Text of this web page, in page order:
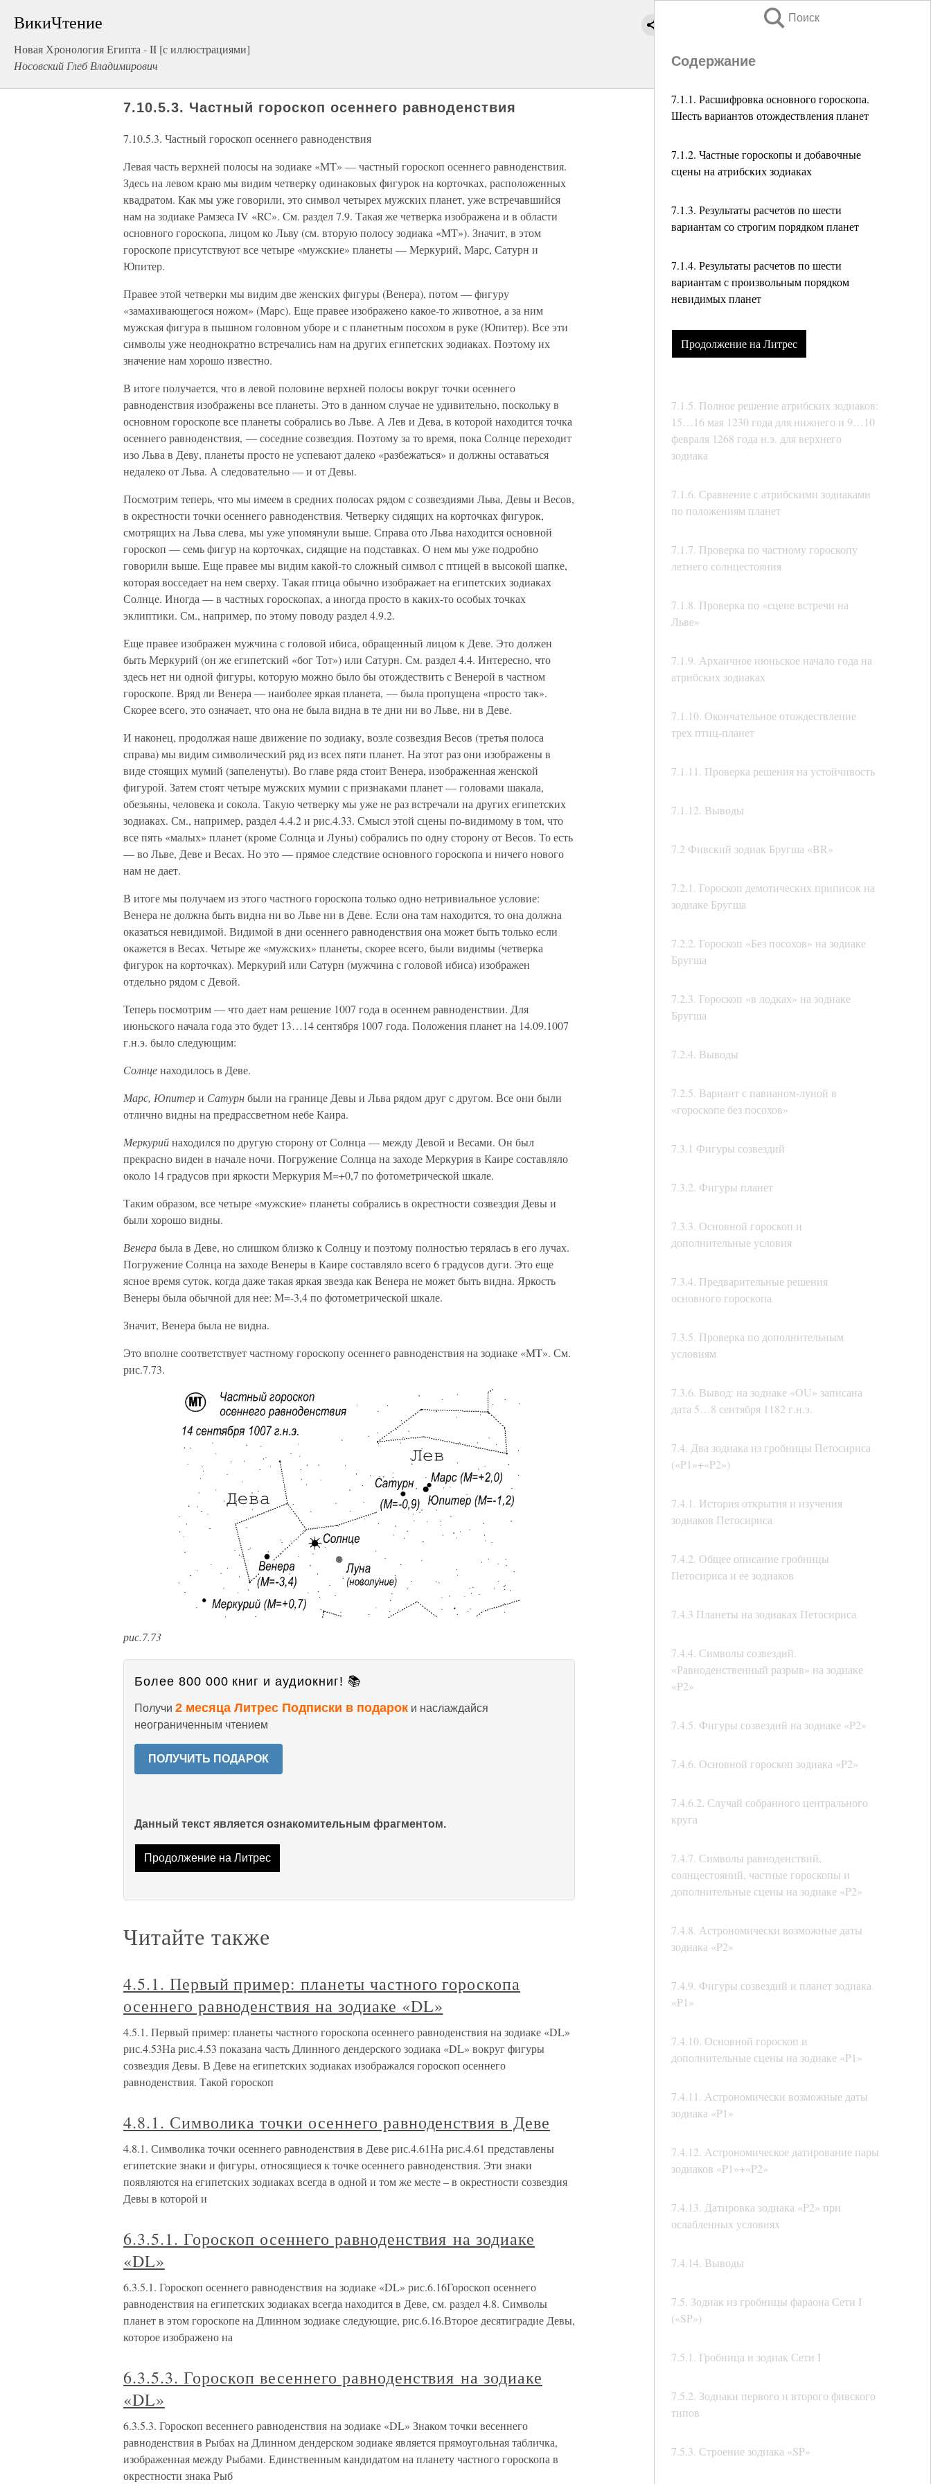
ВикиЧтение
Новая Хронология Египта - II [с иллюстрациями]
Носовский Глеб Владимирович
Поиск
Содержание
7.1.1. Расшифровка основного гороскопа.
Шесть вариантов отождествления планет
7.1.2. Частные гороскопы и добавочные
сцены на атрибских зодиаках
7.1.3. Результаты расчетов по шести
вариантам со строгим порядком планет
7.1.4. Результаты расчетов по шести
вариантам с произвольным порядком
невидимых планет
Продолжение на Литрес
7.1.5. Полное решение атрибских зодиаков:
15…16 мая 1230 года для нижнего и 9…10
февраля 1268 года н.э. для верхнего
зодиака
7.1.6. Сравнение с атрибскими зодиаками
по положениям планет
7.1.7. Проверка по частному гороскопу
летнего солнцестояния
7.1.8. Проверка по «сцене встречи на
Льве»
7.1.9. Архаичное июньское начало года на
атрибских зодиаках
7.1.10. Окончательное отождествление
трех птиц-планет
7.1.11. Проверка решения на устойчивость
7.1.12. Выводы
7.2 Фивский зодиак Бругша «BR»
7.2.1. Гороскоп демотических приписок на
зодиаке Бругша
7.2.2. Гороскоп «Без посохов» на зодиаке
Бругша
7.2.3. Гороскоп «в лодках» на зодиаке
Бругша
7.2.4. Выводы
7.2.5. Вариант с павианом-луной в
«гороскопе без посохов»
7.3.1 Фигуры созвездий
7.3.2. Фигуры планет
7.3.3. Основной гороскоп и
дополнительные условия
7.3.4. Предварительные решения
основного гороскопа
7.3.5. Проверка по дополнительным
условиям
7.3.6. Вывод: на зодиаке «OU» записана
дата 5…8 сентября 1182 г.н.э.
7.4. Два зодиака из гробницы Петосириса
(«P1»+«P2»)
7.4.1. История открытия и изучения
зодиаков Петосириса
7.4.2. Общее описание гробницы
Петосириса и ее зодиаков
7.4.3 Планеты на зодиаках Петосириса
7.4.4. Символы созвездий.
«Равноденственный разрыв» на зодиаке
«P2»
7.4.5. Фигуры созвездий на зодиаке «P2»
7.4.6. Основной гороскоп зодиака «P2»
7.4.6.2. Случай собранного центрального
круга
7.4.7. Символы равноденствий,
солнцестояний, частные гороскопы и
дополнительные сцены на зодиаке «P2»
7.4.8. Астрономически возможные даты
зодиака «P2»
7.4.9. Фигуры созвездий и планет зодиака
«P1»
7.4.10. Основной гороскоп и
дополнительные сцены на зодиаке «P1»
7.4.11. Астрономически возможные даты
зодиака «P1»
7.4.12. Астрономическое датирование пары
зодиаков «P1»+«P2»
7.4.13. Датировка зодиака «P2» при
ослабленных условиях
7.4.14. Выводы
7.5. Зодиак из гробницы фараона Сети I
(«SP»)
7.5.1. Гробница и зодиак Сети I
7.5.2. Зодиаки первого и второго фивского
типов
7.5.3. Строение зодиака «SP»
7.10.5.3. Частный гороскоп осеннего равноденствия
7.10.5.3. Частный гороскоп осеннего равноденствия
Левая часть верхней полосы на зодиаке «MT» — частный гороскоп осеннего равноденствия.
Здесь на левом краю мы видим четверку одинаковых фигурок на корточках, расположенных
квадратом. Как мы уже говорили, это символ четырех мужских планет, уже встречавшийся
нам на зодиаке Рамзеса IV «RC». См. раздел 7.9. Такая же четверка изображена и в области
основного гороскопа, лицом ко Льву (см. вторую полосу зодиака «MT»). Значит, в этом
гороскопе присутствуют все четыре «мужские» планеты — Меркурий, Марс, Сатурн и
Юпитер.
Правее этой четверки мы видим две женских фигуры (Венера), потом — фигуру
«замахивающегося ножом» (Марс). Еще правее изображено какое-то животное, а за ним
мужская фигура в пышном головном уборе и с планетным посохом в руке (Юпитер). Все эти
символы уже неоднократно встречались нам на других египетских зодиаках. Поэтому их
значение нам хорошо известно.
В итоге получается, что в левой половине верхней полосы вокруг точки осеннего
равноденствия изображены все планеты. Это в данном случае не удивительно, поскольку в
основном гороскопе все планеты собрались во Льве. А Лев и Дева, в которой находится точка
осеннего равноденствия, — соседние созвездия. Поэтому за то время, пока Солнце переходит
изо Льва в Деву, планеты просто не успевают далеко «разбежаться» и должны оставаться
недалеко от Льва. А следовательно — и от Девы.
Посмотрим теперь, что мы имеем в средних полосах рядом с созвездиями Льва, Девы и Весов,
в окрестности точки осеннего равноденствия. Четверку сидящих на корточках фигурок,
смотрящих на Льва слева, мы уже упомянули выше. Справа ото Льва находится основной
гороскоп — семь фигур на корточках, сидящие на подставках. О нем мы уже подробно
говорили выше. Еще правее мы видим какой-то сложный символ с птицей в высокой шапке,
которая восседает на нем сверху. Такая птица обычно изображает на египетских зодиаках
Солнце. Иногда — в частных гороскопах, а иногда просто в каких-то особых точках
эклиптики. См., например, по этому поводу раздел 4.9.2.
Еще правее изображен мужчина с головой ибиса, обращенный лицом к Деве. Это должен
быть Меркурий (он же египетский «бог Тот») или Сатурн. См. раздел 4.4. Интересно, что
здесь нет ни одной фигуры, которую можно было бы отождествить с Венерой в частном
гороскопе. Вряд ли Венера — наиболее яркая планета, — была пропущена «просто так».
Скорее всего, это означает, что она не была видна в те дни ни во Льве, ни в Деве.
И наконец, продолжая наше движение по зодиаку, возле созвездия Весов (третья полоса
справа) мы видим символический ряд из всех пяти планет. На этот раз они изображены в
виде стоящих мумий (запеленуты). Во главе ряда стоит Венера, изображенная женской
фигурой. Затем стоят четыре мужских мумии с признаками планет — головами шакала,
обезьяны, человека и сокола. Такую четверку мы уже не раз встречали на других египетских
зодиаках. См., например, раздел 4.4.2 и рис.4.33. Смысл этой сцены по-видимому в том, что
все пять «малых» планет (кроме Солнца и Луны) собрались по одну сторону от Весов. То есть
— во Льве, Деве и Весах. Но это — прямое следствие основного гороскопа и ничего нового
нам не дает.
В итоге мы получаем из этого частного гороскопа только одно нетривиальное условие:
Венера не должна быть видна ни во Льве ни в Деве. Если она там находится, то она должна
оказаться невидимой. Видимой в дни осеннего равноденствия она может быть только если
окажется в Весах. Четыре же «мужских» планеты, скорее всего, были видимы (четверка
фигурок на корточках). Меркурий или Сатурн (мужчина с головой ибиса) изображен
отдельно рядом с Девой.
Теперь посмотрим — что дает нам решение 1007 года в осеннем равноденствии. Для
июньского начала года это будет 13…14 сентября 1007 года. Положения планет на 14.09.1007
г.н.э. было следующим:
Солнценаходилось в Деве.
Марс, Юпитери Сатурнбыли на границе Девы и Льва рядом друг с другом. Все они были
отлично видны на предрассветном небе Каира.
Меркурийнаходился по другую сторону от Солнца — между Девой и Весами. Он был
прекрасно виден в начале ночи. Погружение Солнца на заходе Меркурия в Каире составляло
около 14 градусов при яркости Меркурия М=+0,7 по фотометрической шкале.
Таким образом, все четыре «мужские» планеты собрались в окрестности созвездия Девы и
были хорошо видны.
Венерабыла в Деве, но слишком близко к Солнцу и поэтому полностью терялась в его лучах.
Погружение Солнца на заходе Венеры в Каире составляло всего 6 градусов дуги. Это еще
ясное время суток, когда даже такая яркая звезда как Венера не может быть видна. Яркость
Венеры была обычной для нее: М=-3,4 по фотометрической шкале.
Значит, Венера была не видна.
Это вполне соответствует частному гороскопу осеннего равноденствия на зодиаке «MT». См.
рис.7.73.
рис.7.73
Более 800 000 книг и аудиокниг! 📚
Получи 2 месяца Литрес Подписки в подарок и наслаждайся
неограниченным чтением
ПОЛУЧИТЬ ПОДАРОК
Данный текст является ознакомительным фрагментом.
Продолжение на Литрес
Читайте также
4.5.1. Первый пример: планеты частного гороскопа
осеннего равноденствия на зодиаке «DL»
4.5.1. Первый пример: планеты частного гороскопа осеннего равноденствия на зодиаке «DL»
рис.4.53На рис.4.53 показана часть Длинного дендерского зодиака «DL» вокруг фигуры
созвездия Девы. В Деве на египетских зодиаках изображался гороскоп осеннего
равноденствия. Такой гороскоп
4.8.1. Символика точки осеннего равноденствия в Деве
4.8.1. Символика точки осеннего равноденствия в Деве рис.4.61На рис.4.61 представлены
египетские знаки и фигуры, относящиеся к точке осеннего равноденствия. Эти знаки
появляются на египетских зодиаках всегда в одной и том же месте – в окрестности созвездия
Девы в которой и
6.3.5.1. Гороскоп осеннего равноденствия на зодиаке
«DL»
6.3.5.1. Гороскоп осеннего равноденствия на зодиаке «DL» рис.6.16Гороскоп осеннего
равноденствия на египетских зодиаках всегда находится в Деве, см. раздел 4.8. Символы
планет в этом гороскопе на Длинном зодиаке следующие, рис.6.16.Второе десятиградие Девы,
которое изображено на
6.3.5.3. Гороскоп весеннего равноденствия на зодиаке
«DL»
6.3.5.3. Гороскоп весеннего равноденствия на зодиаке «DL» Знаком точки весеннего
равноденствия в Рыбах на Длинном дендерском зодиаке является прямоугольная табличка,
изображенная между Рыбами. Единственным кандидатом на планету частного гороскопа в
окрестности знака Рыб